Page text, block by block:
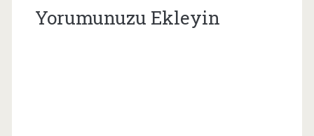
Yorumunuzu Ekleyin